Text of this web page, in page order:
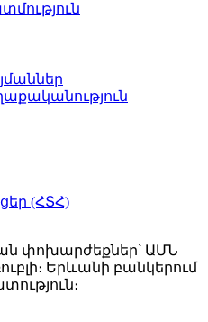
(ՀՏՀ)
փոխարժեքներ՝ ԱՄՆ
Երևանի բանկերում